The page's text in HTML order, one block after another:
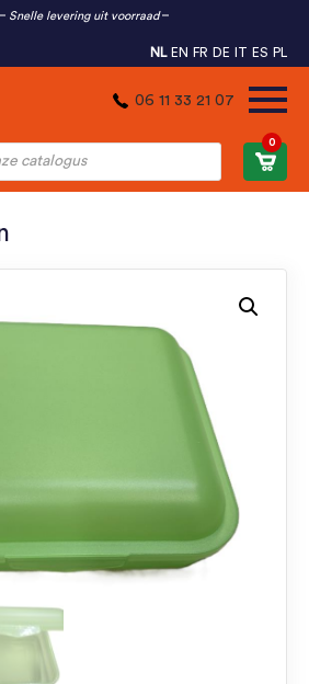
Snelle levering uit voorraad
NL EN FR DE IT ES PL
06 11 33 21 07
0